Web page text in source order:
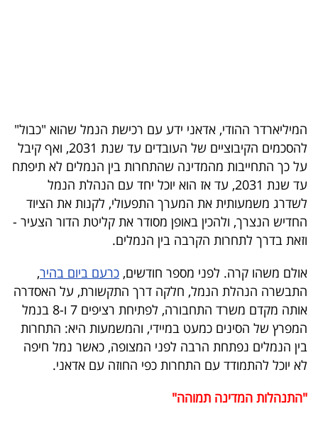
פודקאסט
40
UNDER
40
שיתופי
פעולה
דרושים
ניוזלטרים
המיליארדר ההודי, אדאני ידע עם רכישת הנמל שהוא "כבול"
להסכמים הקיבוציים של העובדים עד שנת 2031, ואף קיבל
על כך התחייבות מהמדינה שהתחרות בין הנמלים לא תיפתח
עד שנת 2031, עד אז הוא יוכל יחד עם הנהלת הנמל
לשדרג משמעותית את המערך התפעולי, לקנות את הציוד
החדיש הנצרך, ולהכין באופן מסודר את קליטת הדור הצעיר -
וזאת בדרך לתחרות הקרבה בין הנמלים.
אולם משהו קרה. לפני מספר חודשים, כרעם ביום בהיר,
התבשרה הנהלת הנמל, חלקה דרך התקשורת, על האסדרה
אותה מקדם משרד התחבורה, לפתיחת רציפים 7 ו-8 בנמל
המפרץ של הסינים כמעט במיידי, והמשמעות היא: התחרות
בין הנמלים נפתחת הרבה לפני המצופה, כאשר נמל חיפה
לא יוכל להתמודד עם התחרות כפי החוזה עם אדאני.
"התנהלות המדינה תמוהה"